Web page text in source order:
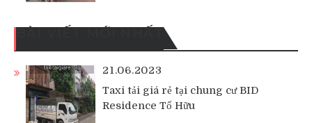
BÀI VIẾT MỚI NHẤT
21.06.2023
Taxi tải giá rẻ tại chung cư BID
Residence Tố Hữu